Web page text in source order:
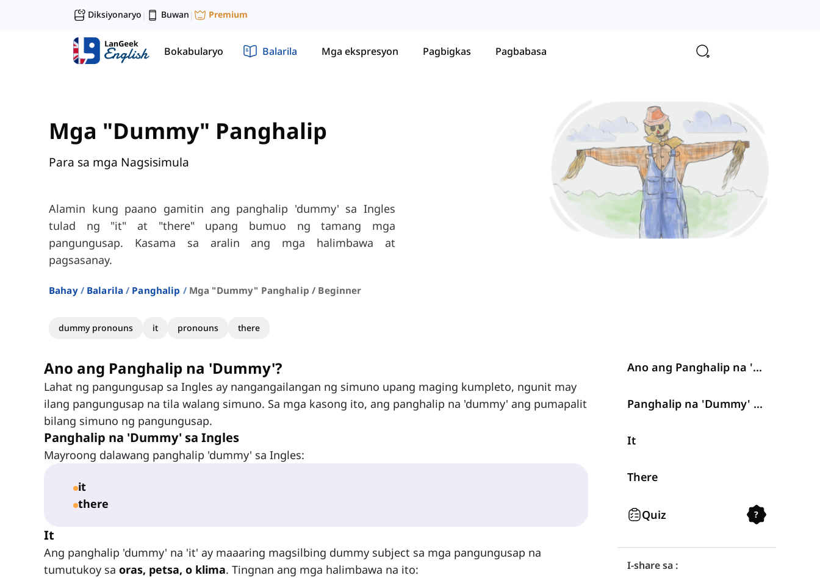
Diksiyonaryo | Buwan | Premium
Bokabularyo Balarila Mga ekspresyon Pagbigkas Pagbabasa
Mga "Dummy" Panghalip
Para sa mga Nagsisimula
Alamin kung paano gamitin ang panghalip 'dummy' sa Ingles
tulad ng "it" at "there" upang bumuo ng tamang mga
pangungusap. Kasama sa aralin ang mga halimbawa at
pagsasanay.
Bahay Balarila Panghalip Mga "dummy" Panghalip / Beginner
dummy pronouns it pronouns there
Ano ang Panghalip na 'Dummy'?
Lahat ng pangungusap sa Ingles ay nangangailangan ng simuno upang maging kumpleto, ngunit may
ilang pangungusap na tila walang simuno. Sa mga kasong ito, ang panghalip na 'dummy' ang pumapalit
bilang simuno ng pangungusap.
Panghalip na 'Dummy' sa Ingles
Mayroong dalawang panghalip 'dummy' sa Ingles:
it
there
It
Ang panghalip 'dummy' na 'it' ay maaaring magsilbing dummy subject sa mga pangungusap na
tumutukoy sa oras, petsa, o klima. Tingnan ang mga halimbawa na ito:
Ano ang Panghalip na 'Dummy'?
Panghalip na 'Dummy' sa Ingles
It
There
Quiz ?
I-share sa :